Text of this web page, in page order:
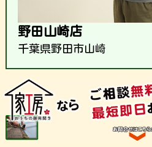
野田山崎店
千葉県野田市山崎